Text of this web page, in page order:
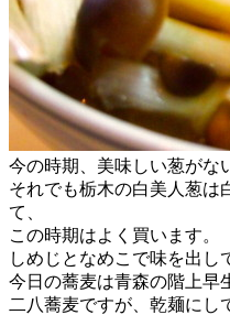
今の時期、美味しい葱がな
それでも栃木の白美人葱は
て、
この時期はよく買います。
しめじとなめこで味を出し
今日の蕎麦は青森の階上早
二八蕎麦ですが、乾麺にし